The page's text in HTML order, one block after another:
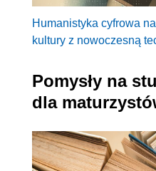
Humanistyka cyfrowa
kultury z nowoczesną
Pomysły na
dla